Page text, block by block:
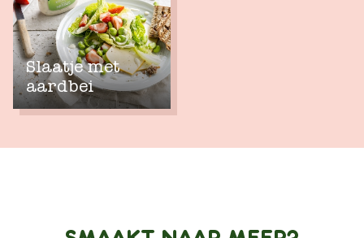
Slaatje met
aardbei